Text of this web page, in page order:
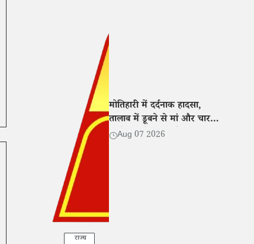
राज्य
मोतिहारी में दर्दनाक हादसा,
तालाब में डूबने से मां और चार
बच्चों की मौत; गांव में मातम
Aug 07 2026